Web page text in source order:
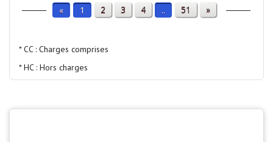
« 1 2 3 4 .. 51 »
* CC : Charges comprises
* HC : Hors charges